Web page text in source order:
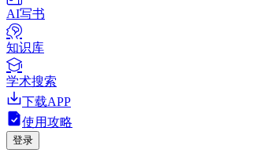
AI写书
知识库
学术搜索
下载APP
使用攻略
登录